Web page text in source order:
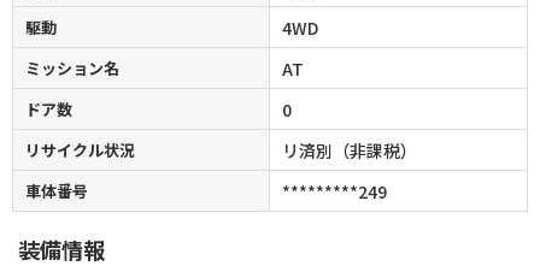
駆動 4WD
ミッション名 AT
ドア数 0
リサイクル状況 リ済別（非課税）
車体番号 *********249
装備情報